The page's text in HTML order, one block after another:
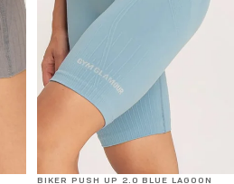
BIKER PUSH UP 2.0 BLUE LAGOON